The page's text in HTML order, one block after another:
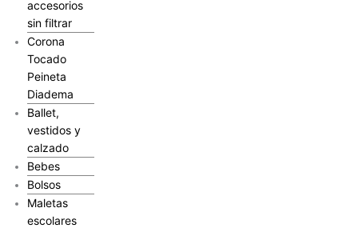
accesorios
sin filtrar
Corona
Tocado
Peineta
Diadema
Ballet,
vestidos y
calzado
Bebes
Bolsos
Maletas
escolares